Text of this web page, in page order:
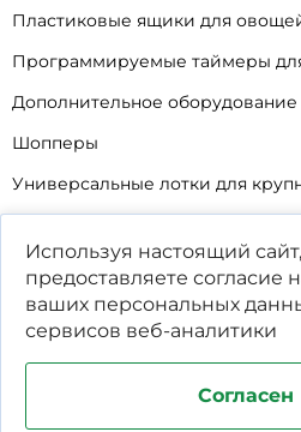
Пластиковые ящики для
Программируемые таймеры
Дополнительное оборудование
Шопперы
Универсальные лотки для
Уцененные товары
Используя настоящий
предоставляете согласие
ваших персональных
сервисов веб-аналитики
Согласен